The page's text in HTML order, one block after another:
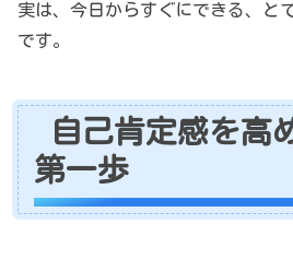
実は、今日からすぐにできる、と
です。
自己肯定感を高
第一歩